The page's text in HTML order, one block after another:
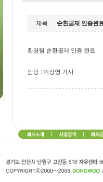
제목 순환골재 인증완
환경팀 순환골재 인증 완료
담당 : 이상영 기사